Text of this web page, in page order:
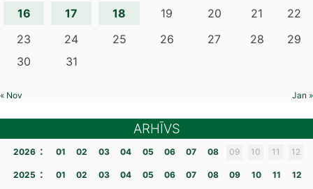
16 17 18 19 20 21
22
23
24 25 26 27 28
29
30
31
« Nov Jan »
ARHĪVS
2026 : 01 02 03 04 05 06 07 08 09 10 11 12
2025 : 01 02 03 04 05 06 07 08 09 10 11 12